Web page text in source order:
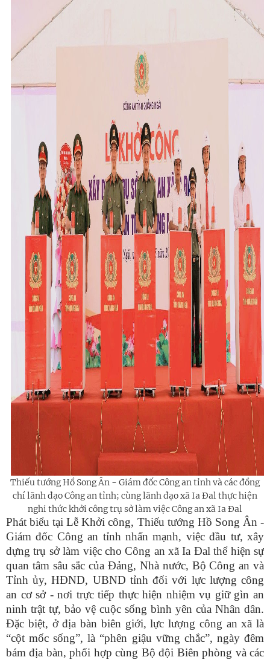
Thiếu tướng Hồ Song Ân - Giám đốc Công an tỉnh và các đồng
chí lãnh đạo Công an tỉnh; cùng lãnh đạo xã Ia Đal thực hiện
nghi thức khởi công trụ sở làm việc Công an xã Ia Đal
Phát biểu tại Lễ Khởi công, Thiếu tướng Hồ Song Ân -
Giám đốc Công an tỉnh nhấn mạnh, việc đầu tư, xây
dựng trụ sở làm việc cho Công an xã Ia Đal thể hiện sự
quan tâm sâu sắc của Đảng, Nhà nước, Bộ Công an và
Tỉnh ủy, HĐND, UBND tỉnh đối với lực lượng công
an cơ sở - nơi trực tiếp thực hiện nhiệm vụ giữ gìn an
ninh trật tự, bảo vệ cuộc sống bình yên của Nhân dân.
Đặc biệt, ở địa bàn biên giới, lực lượng công an xã là
“cột mốc sống”, là “phên giậu vững chắc”, ngày đêm
bám địa bàn, phối hợp cùng Bộ đội Biên phòng và các